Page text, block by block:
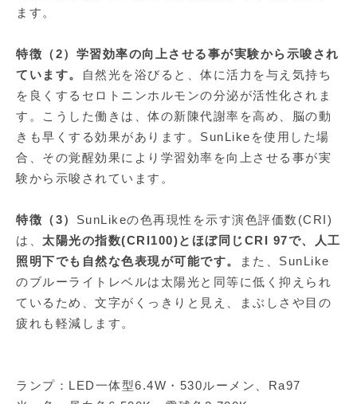
ます。
特徴（2）学習効率の向上させる事が実験から示唆され
ています。
自然光を浴びると、体に活力を与え気持ち
を良くするセロトニンホルモンの分泌が活性化されま
す。こうした働きは、体の新陳代謝率を高め、脳の動
きも早くする効果があります。SunLikeを使用した場
合、その覚醒効果により学習効率を向上させる事が実
験から示唆されています。
特徴（3） SunLikeの色再現性を示す演色評価数(CRI)
は、 太陽光の指数(CRI100)とほぼ同じCRI 97で、人工
照明下でも自然な色表現が可能です。
また、SunLike
のブルーライトレベルは太陽光と同等に低く抑えられ
ているため、文字がくっきりと見え、まぶしさや目の
疲れも軽減します。
ランプ：LED一体型6.4W・530ルーメン、Ra97